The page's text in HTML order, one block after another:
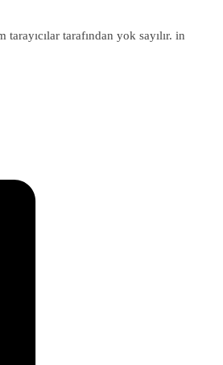
tarafından yok sayılır. in